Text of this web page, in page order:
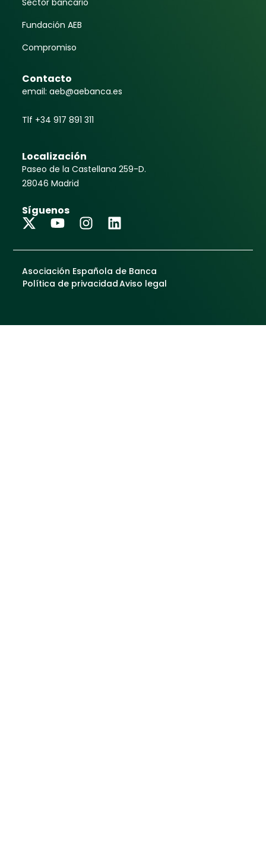
Fundación AEB
Compromiso
Contacto
email: aeb@aebanca.es
Tlf +34 917 891 311
Localización
Paseo de la Castellana 259-D.
28046 Madrid
Síguenos
Asociación Española de Banca
Política de privacidadAviso legal